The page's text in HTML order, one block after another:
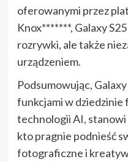
oferowanymi przez
Knox*******, Galaxy
rozrywki, ale także
urządzeniem.
Podsumowując,
funkcjami w
technologii AI, stanowi
kto pragnie podnieść
fotograficzne i